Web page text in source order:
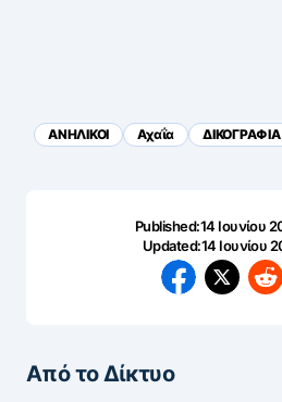
ΑΝΗΛΙΚΟΙ Αχαΐα ΔΙΚΟΓΡΑΦΙΑ
Published:14 Ιουνίου
Updated:14 Ιουνίου
Από το Δίκτυο